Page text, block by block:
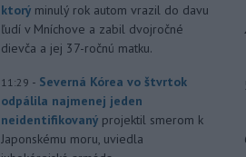
ktorý minulý rok autom vrazil do davu
ľudí v Mníchove a zabil dvojročné
dievča a jej 37-ročnú matku.
11:29 - Severná Kórea vo štvrtok
odpálila najmenej jeden
neidentifikovaný projektil smerom k
Japonskému moru, uviedla